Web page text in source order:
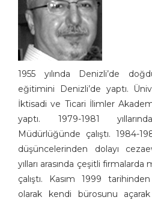
Akın Önder
Ali Ulvi Ersoy
Altan Erbulak
Altan Özeskici
Anıl İnan
Asaf Koçak
Aşkın Ayrancıoğlu
Atay SÖZER
Atila Özer
Attila Peken
Ayhan Kiraz
Ayşe Işın
1955 yılında Denizli’de
eğitimini Denizli’de yaptı.
İktisadi ve Ticari İlimler
yaptı. 1979-1981
Müdürlüğünde çalıştı. 1984-
düşüncelerinden dolayı
yılları arasında çeşitli
çalıştı. Kasım 1999
olarak kendi bürosunu açarak